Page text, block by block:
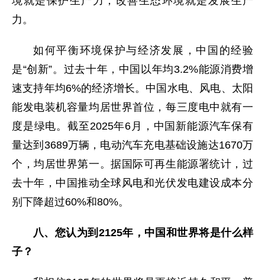
力。
如何平衡环境保护与经济发展，中国的经验
是“创新”。过去十年，中国以年均3.2%能源消费增
速支持年均6%的经济增长。中国水电、风电、太阳
能发电装机容量均居世界首位，每三度电中就有一
度是绿电。截至2025年6月，中国新能源汽车保有
量达到3689万辆，电动汽车充电基础设施达1670万
个，均居世界第一。据国际可再生能源署统计，过
去十年，中国推动全球风电和光伏发电建设成本分
别下降超过60%和80%。
八、您认为到2125年，中国和世界将是什么样
子？